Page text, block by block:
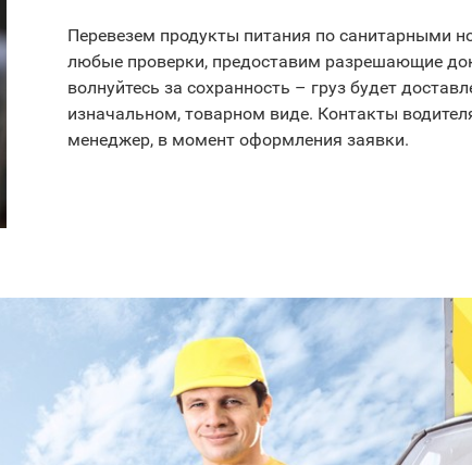
Перевезем продукты питания по санитарными
любые проверки, предоставим разрешающие
волнуйтесь за сохранность – груз будет
изначальном, товарном виде. Контакты
менеджер, в момент оформления заявки.